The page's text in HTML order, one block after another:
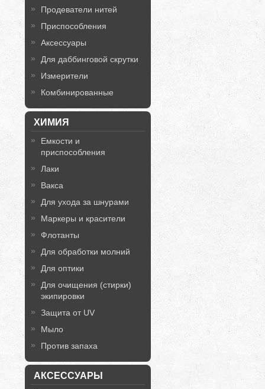
Продеватели нитей
Приспособления
Аксессуары
Для даббинговой скрутки
Измерители
Комбинированные
ХИМИЯ
Емкости и
приспособления
Лаки
Вакса
Для ухода за шнурами
Маркеры и красители
Флотанты
Для обработки молний
Для оптики
Для очищения (стирки)
экипировки
Защита от UV
Мыло
Против запаха
АКСЕССУАРЫ